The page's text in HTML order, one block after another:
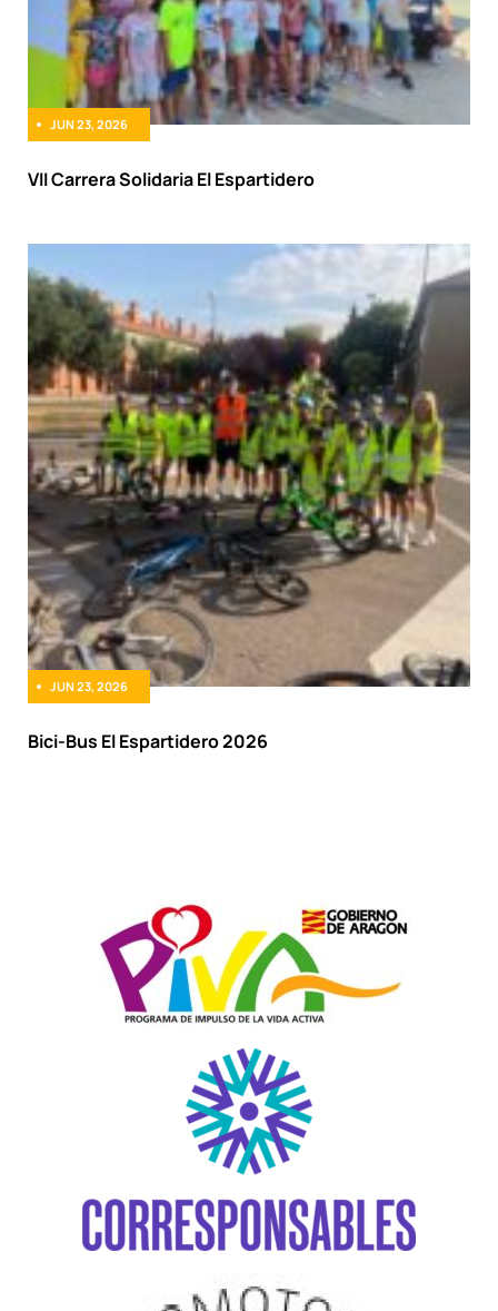
JUN 23, 2026
VII Carrera Solidaria El Espartidero
JUN 23, 2026
Bici-Bus El Espartidero 2026